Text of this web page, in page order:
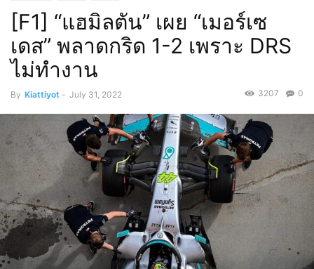
[F1] “แฮมิลตัน” เผย “เมอร์เซ
เดส” พลาดกริด 1-2 เพราะ DRS
ไม่ทำงาน
By Kiattiyot - July 31, 2022 0
3207